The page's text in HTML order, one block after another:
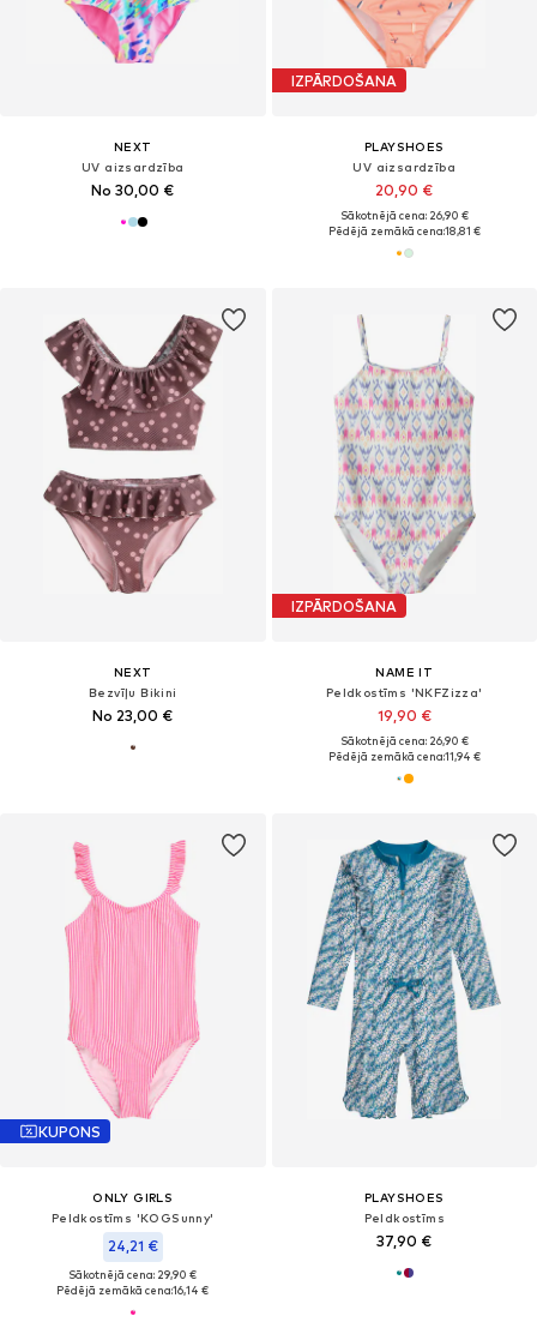
NEXT
UV aizsardzība
No 30,00 €
IZPĀRDOŠANA
PLAYSHOES
UV aizsardzība
20,90 €
Sākotnējā cena: 26,90 €
Pēdējā zemākā cena:18,81 €
NEXT
Bezvīļu Bikini
No 23,00 €
IZPĀRDOŠANA
NAME IT
Peldkostīms 'NKFZizza'
19,90 €
Sākotnējā cena: 26,90 €
Pēdējā zemākā cena:11,94 €
KUPONS
ONLY GIRLS
Peldkostīms 'KOGSunny'
24,21 €
Sākotnējā cena: 29,90 €
Pēdējā zemākā cena:16,14 €
PLAYSHOES
Peldkostīms
37,90 €